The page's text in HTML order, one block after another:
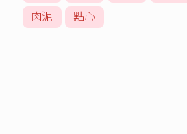
肉泥
點心